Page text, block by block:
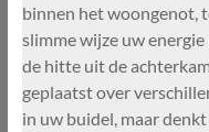
binnen het woongenot,
slimme wijze uw
de hitte uit de
geplaatst over
in uw buidel, maar